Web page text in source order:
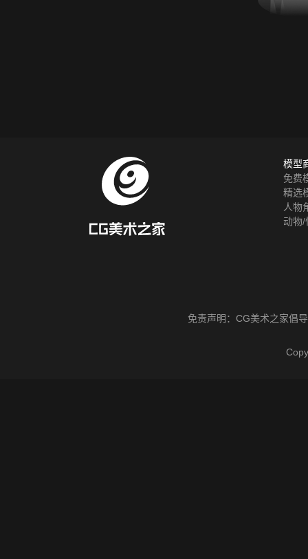
模型
免费
精选
人物
动物/
免责声明： CG美术之家倡